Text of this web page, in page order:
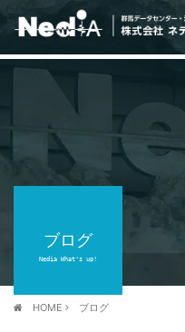
ブログ
Nedia What's up!
HOME ブログ